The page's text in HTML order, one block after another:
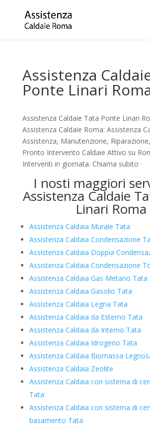
Assistenza
Ponte Linari
Assistenza Caldaie Tata Ponte Linari
Assistenza Caldaie Roma: Assistenza
Assistenza, Manutenzione,
Pronto Intervento Caldaie Attivo su
Interventi in giornata. Chiama subito
I nosti maggiori
Assistenza Caldaie
Linari Roma
Assistenza Caldaia Murale Tata
Assistenza Caldaia Condensazione
Assistenza Caldaia Doppia
Assistenza Caldaia Condensazione
Assistenza Caldaia Gas Metano Tata
Assistenza Caldaia Gasolio Tata
Assistenza Caldaia Legna Tata
Assistenza Caldaia da Esterno Tata
Assistenza Caldaia da Interno Tata
Assistenza Caldaia Idrogeno Tata
Assistenza Caldaia Biomassa
Assistenza Caldaia Zeolite
Assistenza Caldaia con sistema di
Tata
Assistenza Caldaia con sistema di
basamento Tata